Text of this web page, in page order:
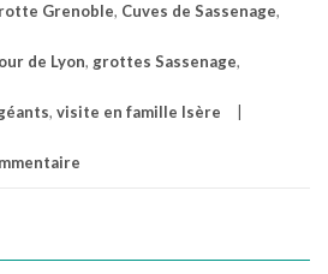
Grenoble, Cuves de Sassenage,
de Lyon, grottes Sassenage,
, visite en famille Isère